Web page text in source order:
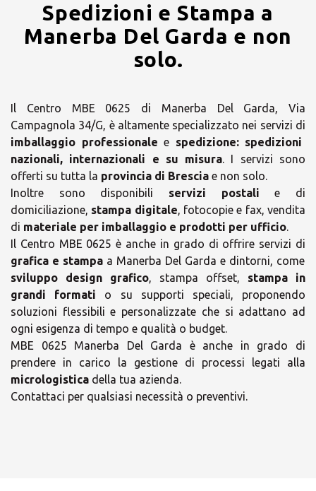
Spedizioni e Stampa a
Manerba Del Garda e non
solo.
Il Centro MBE 0625 di Manerba Del Garda, Via
Campagnola 34/G, è altamente specializzato nei servizi di
imballaggio professionale e spedizione: spedizioni
nazionali, internazionali e su misura. I servizi sono
offerti su tutta la provincia di Brescia e non solo.
Inoltre sono disponibili servizi postali e di
domiciliazione, stampa digitale, fotocopie e fax, vendita
di materiale per imballaggio e prodotti per ufficio.
Il Centro MBE 0625 è anche in grado di offrire servizi di
grafica e stampa a Manerba Del Garda e dintorni, come
sviluppo design grafico, stampa offset, stampa in
grandi formati o su supporti speciali, proponendo
soluzioni flessibili e personalizzate che si adattano ad
ogni esigenza di tempo e qualità o budget.
MBE 0625 Manerba Del Garda è anche in grado di
prendere in carico la gestione di processi legati alla
micrologistica della tua azienda.
Contattaci per qualsiasi necessità o preventivi.
×
Scegli il tuo Centro
Soluzioni MBE